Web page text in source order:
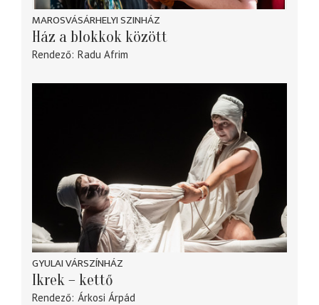
MAROSVÁSÁRHELYI SZINHÁZ
Ház a blokkok között
Rendező Radu Afrim
GYULAI VÁRSZÍNHÁZ
Ikrek – kettő
Rendező Árkosi Árpád